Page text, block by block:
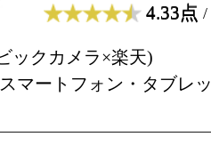
4.33点 /
ックカメラ×楽天)
マートフォン・タブレ